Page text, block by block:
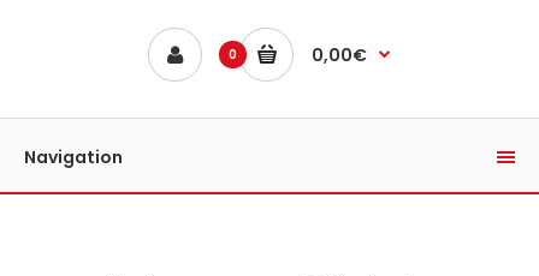
0 0,00€
Navigation